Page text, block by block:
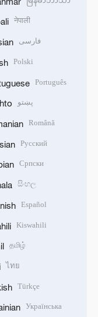
नेपाली
فارسی
Polski
Português
پښتو
Română
Русский
Српски
සිංහල
Español
Kiswahili
தமிழ்
ไทย
Türkçe
Українська